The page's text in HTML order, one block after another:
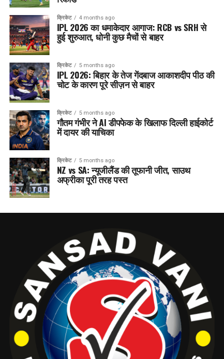
क्रिकेट 4 months ago
IPL 2026 का धमाकेदार आगाज: RCB vs SRH से
हुई शुरुआत, धोनी कुछ मैचों से बाहर
क्रिकेट 5 months ago
IPL 2026: बिहार के तेज गेंदबाज आकाशदीप पीठ की
चोट के कारण पूरे सीज़न से बाहर
क्रिकेट 5 months ago
गौतम गंभीर ने AI डीपफेक के खिलाफ दिल्ली हाईकोर्ट
में दायर की याचिका
क्रिकेट 5 months ago
NZ vs SA: न्यूजीलैंड की तूफानी जीत, साउथ
अफ्रीका पूरी तरह पस्त